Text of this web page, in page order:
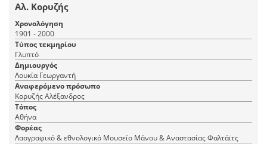
Αλ. Κορυζής
Χρονολόγηση
1901 - 2000
Τύπος τεκμηρίου
Γλυπτό
Δημιουργός
Λουκία Γεωργαντή
Αναφερόμενο πρόσωπο
Κορυζής Αλέξανδρος
Τόπος
Αθήνα
Φορέας
Λαογραφικό & εθνολογικό Μουσείο Μάνου & Αναστασίας Φαλτάϊτς